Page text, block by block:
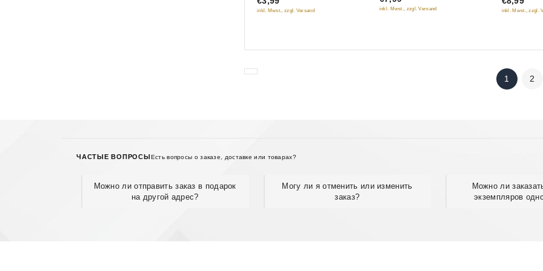
5
inkl. Mwst., zzgl. Versand 5
inkl. Mwst., zzgl. Versand
5
inkl. Mwst., zzgl.
1 2
ЧАСТЫЕ ВОПРОСЫЕсть вопросы о заказе, доставке или товарах?
Можно ли отправить заказ в подарок
на другой адрес?
Могу ли я отменить или изменить
заказ?
Можно ли
экземпляров